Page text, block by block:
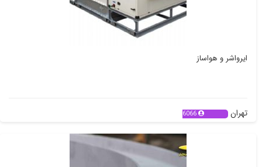
ایرواشر و هواساز
تهران 6066